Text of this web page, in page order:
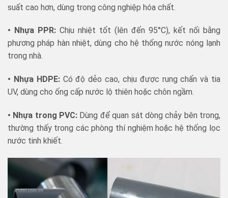
suất cao hơn, dùng trong công nghiệp hóa chất.
• Nhựa PPR: Chịu nhiệt tốt (lên đến 95°C), kết nối bằng
phương pháp hàn nhiệt, dùng cho hệ thống nước nóng lạnh
trong nhà.
• Nhựa HDPE:Có độ dẻo cao, chịu được rung chấn và tia
UV, dùng cho ống cấp nước lộ thiên hoặc chôn ngầm.
• Nhựa trong PVC: Dùng để quan sát dòng chảy bên trong,
thường thấy trong các phòng thí nghiệm hoặc hệ thống lọc
nước tinh khiết.